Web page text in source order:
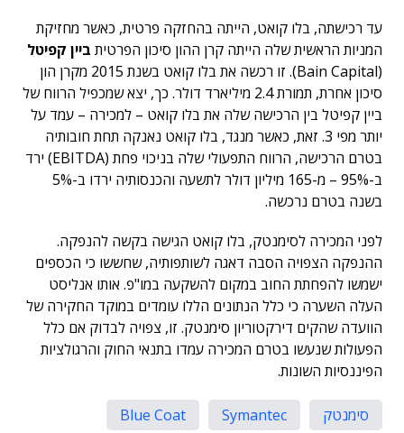
עד רכישתה, בלו קואט, הייתה בהחזקה פרטית, כאשר מחזיקת
המניות הראשית שלה הייתה קרן ההון סיכון הפרטית ביין קפיטל
(Bain Capital). זו רכשה את בלו קואט בשנת 2015 מקרן הון
סיכון אחרת, תמורת 2.4 מיליארד דולר. כך, יצא שמכפיל הרווח של
ביין קפיטל בין הרכישה שלה את בלו קואט – למכירה – עמד על
יותר מפי 3. זאת, כאשר מנגד, בלו קואט נאנקה תחת חובותיה
בטרם הרכישה, הרווח התפעולי שלה בניכוי פחת (EBITDA) ירד
ב-95% – מ-165 מיליון דולר לתשעה והכנסותיה ירדו ב-5%
בשנה בטרם נרכשה.
לפני המכירה לסימנטק, בלו קואט הגישה בקשה להנפקה.
ההנפקה הצפויה הסבה דאגה לשותפותיה, שחששו כי הכספים
ישמשו להפחתת החוב במקום להשקעה במו"פ. אותו אנליסט
העלה השערה כי כלל הנתונים הללו עומדים במוקד החקירה של
הוועדה שהקים דירקטוריון סימנטק. זו, צפויה לבדוק אם כלל
הפעולות שנעשו בטרם המכירה עמדו בתנאי החוק והרגולציות
הפיננסיות השונות.
סימנטק Symantec
Blue Coat